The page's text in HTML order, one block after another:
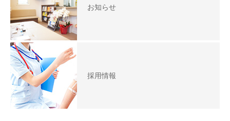
お知らせ
採用情報